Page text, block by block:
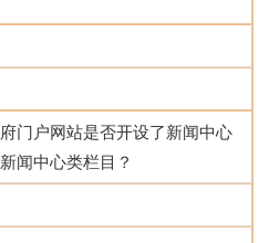
门户网站是否开设了新闻中心
闻中心类栏目？